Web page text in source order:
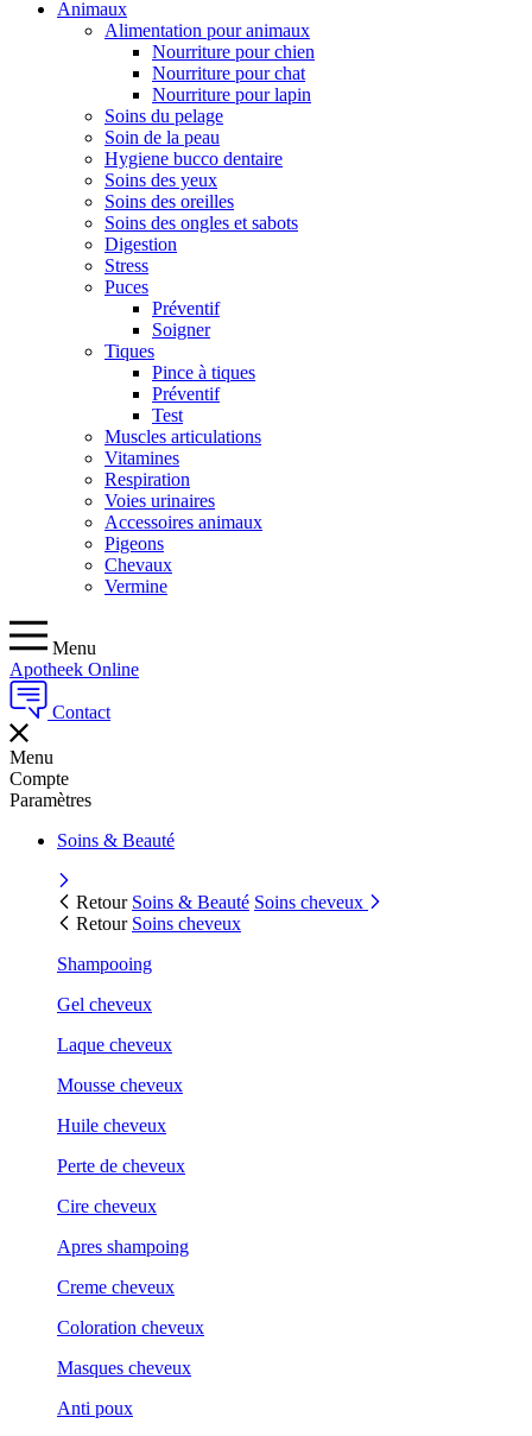
Animaux
Alimentation pour animaux
Nourriture pour chien
Nourriture pour chat
Nourriture pour lapin
Soins du pelage
Soin de la peau
Hygiene bucco dentaire
Soins des yeux
Soins des oreilles
Soins des ongles et sabots
Digestion
Stress
Puces
Préventif
Soigner
Tiques
Pince à tiques
Préventif
Test
Muscles articulations
Vitamines
Respiration
Voies urinaires
Accessoires animaux
Pigeons
Chevaux
Vermine
Menu
Apotheek Online
Contact
Menu
Compte
Paramètres
Soins & Beauté
Retour Soins & Beauté Soins cheveux
Retour Soins cheveux
Shampooing
Gel cheveux
Laque cheveux
Mousse cheveux
Huile cheveux
Perte de cheveux
Cire cheveux
Apres shampoing
Creme cheveux
Coloration cheveux
Masques cheveux
Anti poux